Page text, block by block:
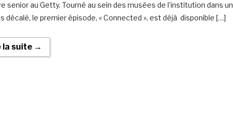
senior au Getty. Tourné au sein des musées de l’institution dans un
décalé, le premier épisode, « Connected », est déjà disponible […]
la suite →